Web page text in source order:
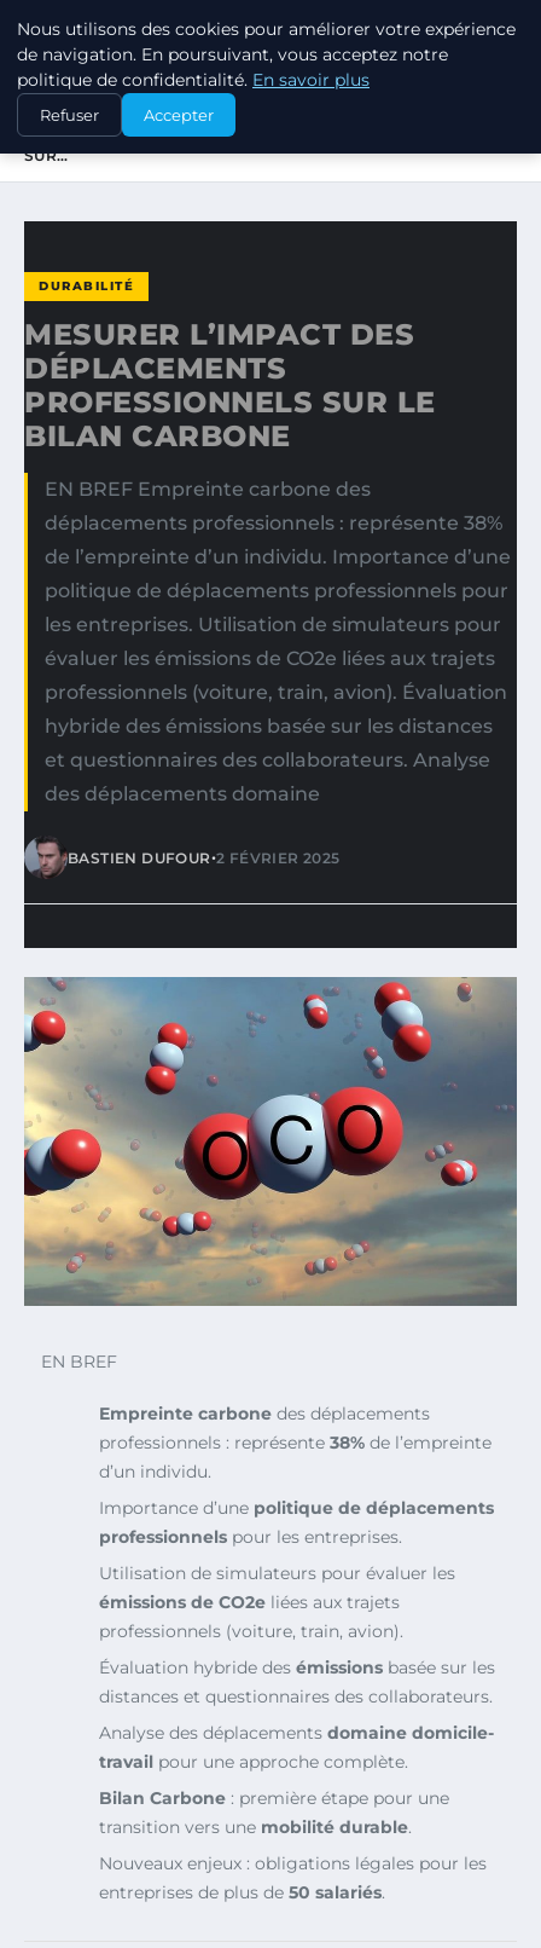
RSE ENJEUX
ACCUEIL
DURABILITÉ
MESURER L’IMPACT DES DÉPLACEMENTS PROFESSIONNELS
SUR…
DURABILITÉ
MESURER L’IMPACT DES
DÉPLACEMENTS
PROFESSIONNELS SUR LE
BILAN CARBONE
EN BREF Empreinte carbone des
déplacements professionnels : représente 38%
de l’empreinte d’un individu. Importance d’une
politique de déplacements professionnels pour
les entreprises. Utilisation de simulateurs pour
évaluer les émissions de CO2e liées aux trajets
professionnels (voiture, train, avion). Évaluation
hybride des émissions basée sur les distances
et questionnaires des collaborateurs. Analyse
des déplacements domaine
BASTIEN DUFOUR•2 FÉVRIER 2025
EN BREF
Empreinte carbone des déplacements
professionnels : représente 38% de l’empreinte
d’un individu.
Importance d’une politique de déplacements
professionnels pour les entreprises.
Utilisation de simulateurs pour évaluer les
émissions de CO2e liées aux trajets
professionnels (voiture, train, avion).
Évaluation hybride des émissions basée sur les
distances et questionnaires des collaborateurs.
Analyse des déplacements domaine domicile-
travail pour une approche complète.
Bilan Carbone : première étape pour une
transition vers une mobilité durable.
Nouveaux enjeux : obligations légales pour les
entreprises de plus de 50 salariés.
Nous utilisons des cookies pour améliorer votre expérience
de navigation. En poursuivant, vous acceptez notre
politique de confidentialité. En savoir plus
Refuser Accepter